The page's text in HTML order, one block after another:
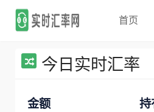
首页
今日实时汇率
金额